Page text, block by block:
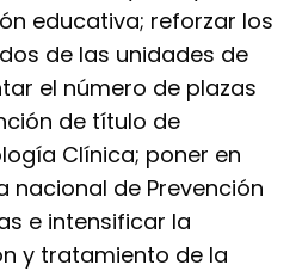
educativa; reforzar los
de las unidades de
el número de plazas
de título de
Clínica; poner en
nacional de Prevención
e intensificar la
y tratamiento de la